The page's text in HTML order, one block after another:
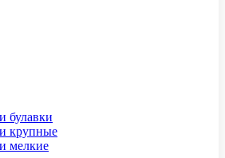
булавки
крупные
мелкие